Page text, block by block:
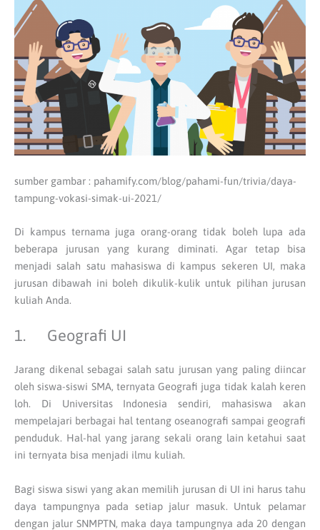
sumber gambar : pahamify.com/blog/pahami-fun/trivia/daya-
tampung-vokasi-simak-ui-2021/
Di kampus ternama juga orang-orang tidak boleh lupa ada
beberapa jurusan yang kurang diminati. Agar tetap bisa
menjadi salah satu mahasiswa di kampus sekeren UI, maka
jurusan dibawah ini boleh dikulik-kulik untuk pilihan jurusan
kuliah Anda.
1. Geografi UI
Jarang dikenal sebagai salah satu jurusan yang paling diincar
oleh siswa-siswi SMA, ternyata Geografi juga tidak kalah keren
loh. Di Universitas Indonesia sendiri, mahasiswa akan
mempelajari berbagai hal tentang oseanografi sampai geografi
penduduk. Hal-hal yang jarang sekali orang lain ketahui saat
ini ternyata bisa menjadi ilmu kuliah.
Bagi siswa siswi yang akan memilih jurusan di UI ini harus tahu
daya tampungnya pada setiap jalur masuk. Untuk pelamar
dengan jalur SNMPTN, maka daya tampungnya ada 20 dengan